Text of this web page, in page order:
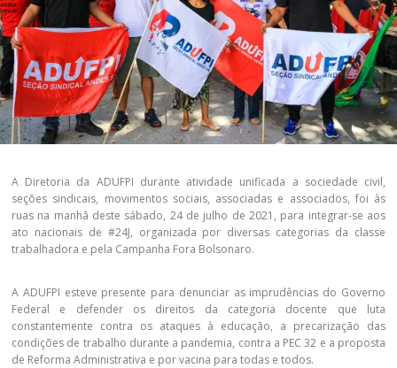
A Diretoria da ADUFPI durante atividade unificada a sociedade civil,
seções sindicais, movimentos sociais, associadas e associados, foi às
ruas na manhã deste sábado, 24 de julho de 2021, para integrar-se aos
ato nacionais de #24J, organizada por diversas categorias da classe
trabalhadora e pela Campanha Fora Bolsonaro.
A ADUFPI esteve presente para denunciar as imprudências do Governo
Federal e defender os direitos da categoria docente que luta
constantemente contra os ataques à educação, a precarização das
condições de trabalho durante a pandemia, contra a PEC 32 e a proposta
de Reforma Administrativa e por vacina para todas e todos.